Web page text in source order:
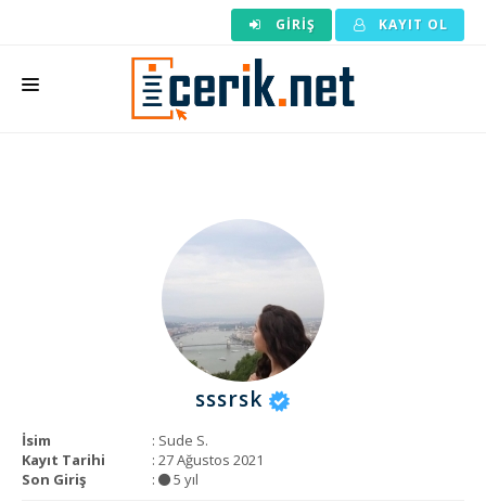
GIRIŞ KAYIT OL
KURUMSAL
sssrsk
İsim
: Sude S.
Kayıt Tarihi
: 27 Ağustos 2021
Son Giriş
: 5 yıl